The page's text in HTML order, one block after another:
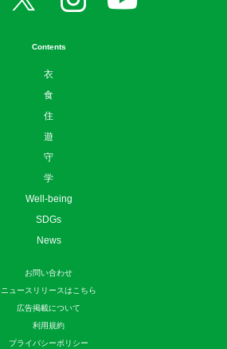
Contents
衣
食
住
遊
守
学
Well-being
SDGs
News
お問い合わせ
ニュースリリースはこちら
広告掲載について
利用規約
プライバシーポリシー